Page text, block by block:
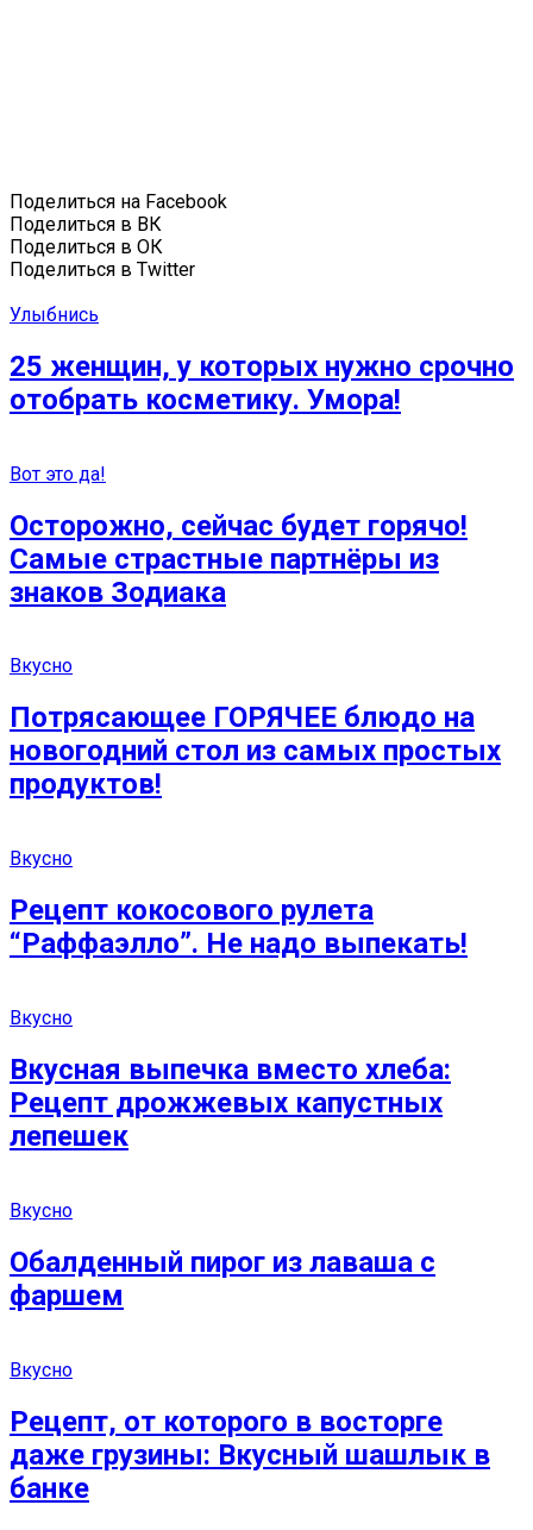
Поделиться на Facebook
Поделиться в ВК
Поделиться в ОК
Поделиться в Twitter
Улыбнись
25 женщин, у которых нужно срочно
отобрать косметику. Умора!
Вот это да!
Осторожно, сейчас будет горячо!
Самые страстные партнёры из
знаков Зодиака
Вкусно
Потрясающее ГОРЯЧЕЕ блюдо на
новогодний стол из самых простых
продуктов!
Вкусно
Рецепт кокосового рулета
“Раффаэлло”. Не надо выпекать!
Вкусно
Вкусная выпечка вместо хлеба:
Рецепт дрожжевых капустных
лепешек
Вкусно
Обалденный пирог из лаваша с
фаршем
Вкусно
Рецепт, от которого в восторге
даже грузины: Вкусный шашлык в
банке